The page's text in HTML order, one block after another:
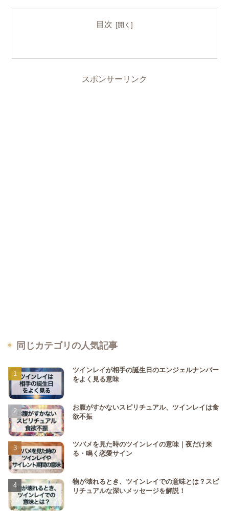
目次
スポンサーリンク
同じカテゴリの人気記事
ツインレイが相手の誕生日のエンジェルナンバー
をよく見る意味
お腹がすかないスピリチュアル、ツインレイは食
欲不振
ツバメを見た時のツインレイの意味｜夜だけ来
る・鳴く恋愛サイン
物が壊れるとき、ツインレイでの意味とは？スピ
リチュアルな深いメッセージを解説！